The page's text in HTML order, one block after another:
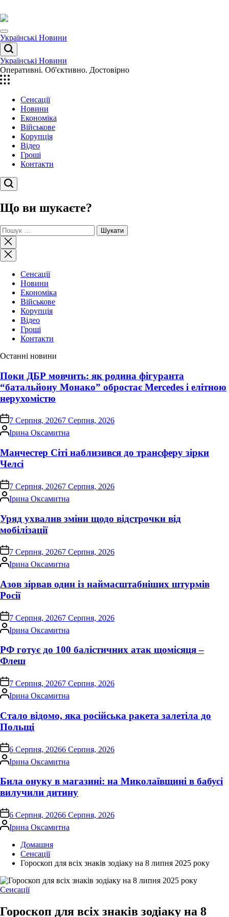
до
вмісту
Menu
Українські Новини
Пошук
Українські Новини
Оперативні. Об'єктивно. Достовірно
Сенсації
Новини
Економіка
Військове
Корупція
Відео
Гроші
Контакти
Пошук
Що ви шукаєте?
Пошук:
Закрити
пошук
Сенсації
Новини
Економіка
Військове
Корупція
Відео
Гроші
Контакти
Останні новини
Поки ДБР мовчить: як родина фігуранта
“батальйону Монако” обростає Mercedes і елітною
нерухомістю
on 7 Серпня, 20267 Серпня, 2026
Опубліковано
Ірина Оксамитна
Манчестер Сіті наблизився до трансферу зірки
Челсі
on 7 Серпня, 20267 Серпня, 2026
Опубліковано
Ірина Оксамитна
Уряд ухвалив зміни щодо відстрочки від
мобілізації
on 7 Серпня, 20267 Серпня, 2026
Опубліковано
Ірина Оксамитна
Азов зірвав один із наймасштабніших штурмів
Росії
on 7 Серпня, 20267 Серпня, 2026
Опубліковано
Ірина Оксамитна
РФ готує до 100 балістичних атак щомісяця –
Флеш
on 7 Серпня, 20267 Серпня, 2026
Опубліковано
Ірина Оксамитна
Стало відомо, яка російська ракета залетіла до
Польщі
on6 Серпня, 20266 Серпня, 2026
Опубліковано
Ірина Оксамитна
Била онуку в магазині: на Миколаївщині в бабусі
вилучили дитину
on6 Серпня, 20266 Серпня, 2026
Опубліковано
Ірина Оксамитна
Домашня
Сенсації
Гороскоп для всіх знаків зодіаку на 8 липня 2025 року
Опублікувати
Сенсації
Гороскоп для всіх знаків зодіаку на 8